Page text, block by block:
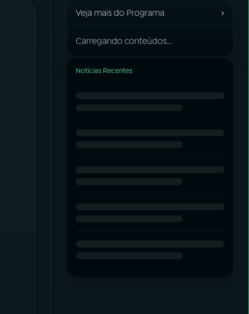
Veja mais do Programa ›
Carregando conteúdos...
Notícias Recentes